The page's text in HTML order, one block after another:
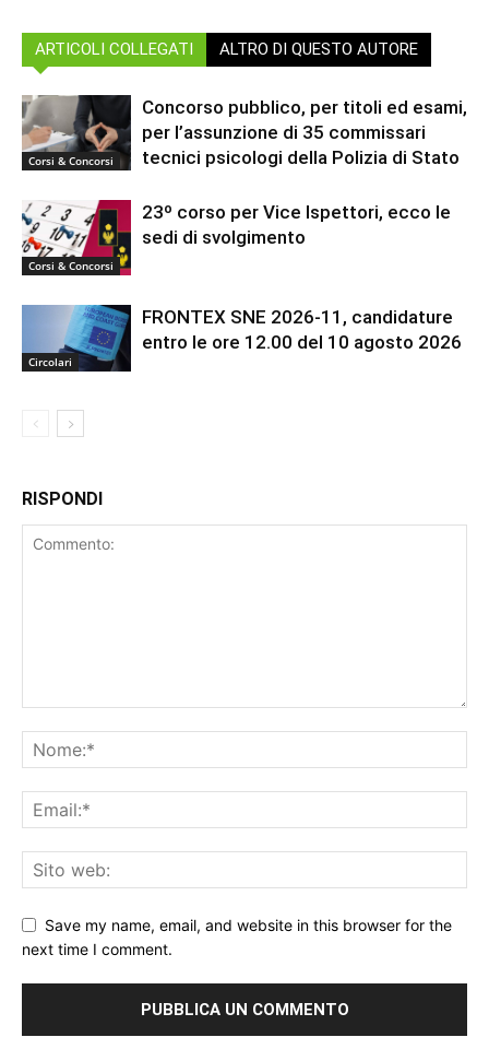
ARTICOLI COLLEGATI ALTRO DI QUESTO AUTORE
Corsi & Concorsi
Concorso pubblico, per titoli ed esami,
per l’assunzione di 35 commissari
tecnici psicologi della Polizia di Stato
Corsi & Concorsi
23º corso per Vice Ispettori, ecco le
sedi di svolgimento
Circolari
FRONTEX SNE 2026-11, candidature
entro le ore 12.00 del 10 agosto 2026
RISPONDI
Save my name, email, and website in this browser for the
next time I comment.